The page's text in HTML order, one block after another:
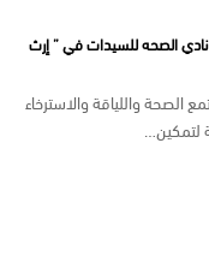
نادي الصحه للسيدات في ” إرث
الصحة واللياقة والاسترخاء
لتمكين…